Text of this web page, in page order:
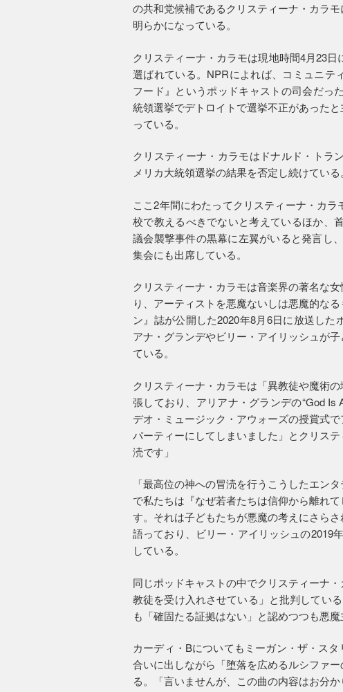
の共和党候補であるクリスティーナ・カラ
明らかになっている。
クリスティーナ・カラモは現地時間4月23
選ばれている。NPRによれば、コミュニテ
フード』というポッドキャストの司会だっ
統領選挙でデトロイトで選挙不正があった
っている。
クリスティーナ・カラモはドナルド・トラ
メリカ大統領選挙の結果を否定し続けている。
ここ2年間にわたってクリスティーナ・カ
校で教えるべきでないと考えているほか、
議会襲撃事件の黒幕に左翼がいると発言し
集会にも出席している。
クリスティーナ・カラモは音楽界の著名な
り、アーティストを悪魔ないしは悪魔的な
ン』誌が公開した2020年8月6日に放送し
アナ・グランデやビリー・アイリッシュが
ている。
クリスティーナ・カラモは「異教徒や魔術
張しており、アリアナ・グランデの“God
デオ・ミュージック・アウォーズの授賞式
パーティーにしてしまいました」とクリス
涜です」
「最高位の神への冒涜を行うこうしたエン
で私たちは『なぜ若者たちは信仰から離れ
す。それは子どもたちが悪魔の考えにさら
語っており、ビリー・アイリッシュの2019
している。
同じポッドキャストの中でクリスティーナ
教徒を受け入れさせている」と批判してい
も「確固たる証拠はない」と認めつつも悪
カーディ・Bについてもミーガン・ザ・ス
合いに出しながら「堕落を広めるルシファ
る。「言いませんが、この曲の内容はお分